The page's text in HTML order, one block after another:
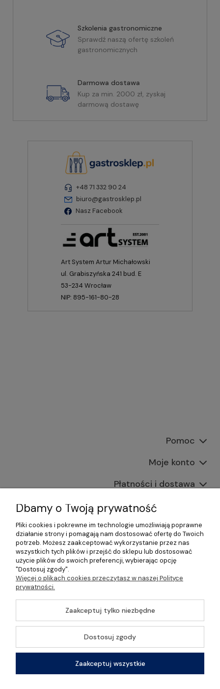
Szkolenia gastronomiczne
Sprawdź naszą ofertę szkoleń
gastronomicznych
Darmowa dostawa
Kup za min. 2000 zł, zyskaj
darmową dostawę
+48 71 332 90 24
biuro@gastrosklep.pl
Nasz Facebook
Art System Artur Michałowski
ul. Grabiszyńska 241 bud. E
53-234 Wrocław
NIP: 895-161-80-28
Pomoc
Moje konto
Płatności i dostawa
Informacje
O nas
©2026 Wszelkie Prawa Zastrzeżone | Gastrosklep |
Wyposażenie gastronomii, restauracji oraz barów
Szablon Master byEcommercy
Pokaż pełną wersję strony
Sklep internetowy Shoper Premium
Dbamy o Twoją prywatność
Pliki cookies i pokrewne im technologie umożliwiają poprawne
działanie strony i pomagają nam dostosować ofertę do Twoich
potrzeb. Możesz zaakceptować wykorzystanie przez nas
wszystkich tych plików i przejść do sklepu lub dostosować
użycie plików do swoich preferencji, wybierając opcję
"Dostosuj zgody".
Więcej o plikach cookies przeczytasz w naszej Polityce
prywatności.
Zaakceptuj tylko niezbędne
Dostosuj zgody
Zaakceptuj wszystkie